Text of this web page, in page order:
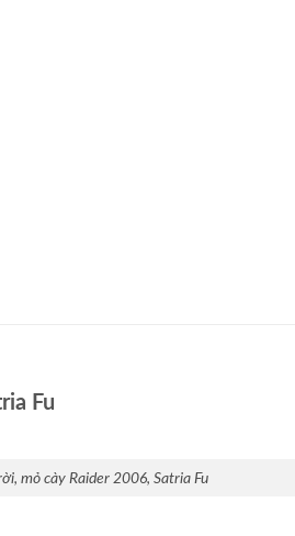
Fu
mỏ cày Raider 2006, Satria Fu